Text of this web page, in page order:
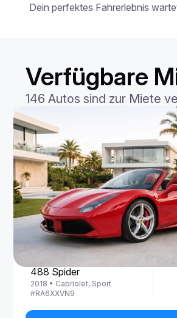
Dein perfektes Fahrerlebnis
Verfügbare
146 Autos sind zur Miete
488 Spider
2018 • Cabriolet, Sport
#RA6XXVN9